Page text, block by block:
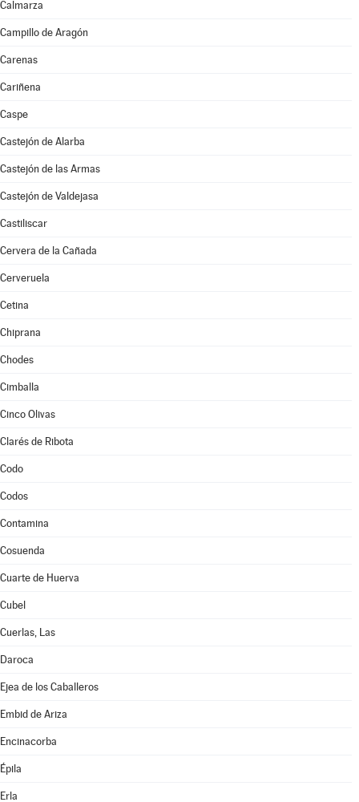
Calmarza
Campillo de Aragón
Carenas
Cariñena
Caspe
Castejón de Alarba
Castejón de las Armas
Castejón de Valdejasa
Castiliscar
Cervera de la Cañada
Cerveruela
Cetina
Chiprana
Chodes
Cimballa
Cinco Olivas
Clarés de Ribota
Codo
Codos
Contamina
Cosuenda
Cuarte de Huerva
Cubel
Cuerlas, Las
Daroca
Ejea de los Caballeros
Embid de Ariza
Encinacorba
Épila
Erla